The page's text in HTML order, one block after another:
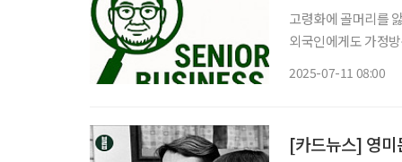
고령화에 골머리를
외국인에게도 가정
2025-07-11 08:00
[카드뉴스] 영미